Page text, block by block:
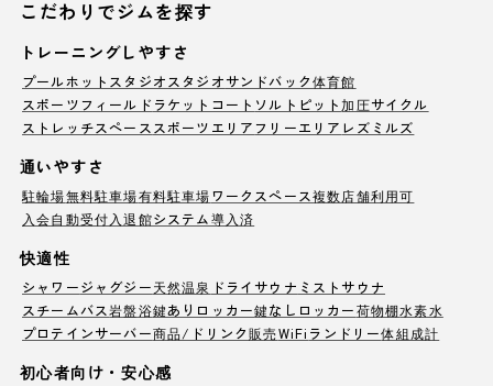
こだわりでジムを探す
トレーニングしやすさ
プールホットスタジオスタジオサンドバック体育館
スポーツフィールド ラケットコート ソルトピット加圧サイクル
ストレッチスペーススポーツエリア フリーエリア レズミルズ
通いやすさ
駐輪場無料駐車場有料駐車場ワークスペース複数店舗利用可
入会自動受付入退館システム導入済
快適性
シャワージャグジー天然温泉 ドライサウナ ミストサウナ
スチームバス岩盤浴鍵ありロッカー鍵なしロッカー荷物棚水素水
プロテインサーバー商品/ドリンク販売WiFi ランドリー体組成計
初心者向け・安心感